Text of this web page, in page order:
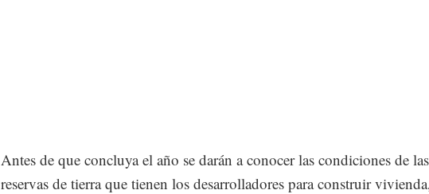
Antes de que concluya el año se darán a conocer las condiciones de las
reservas de tierra que tienen los desarrolladores para construir